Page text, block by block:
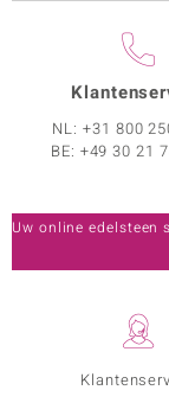
NL:+31 800
BE: +49 30 21
Uw online edelsteen